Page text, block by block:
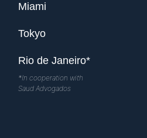
Miami
Tokyo
Rio de Janeiro*
*In cooperation with
Saud Advogados